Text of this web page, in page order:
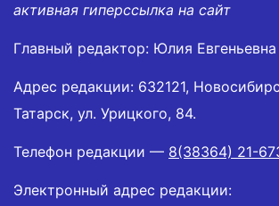
активная гиперссылка на сайт
Главный редактор: Юлия
Адрес редакции: 632121,
Татарск, ул. Урицкого, 84.
Телефон редакции — 8(38364) 21-
Электронный адрес редакции: